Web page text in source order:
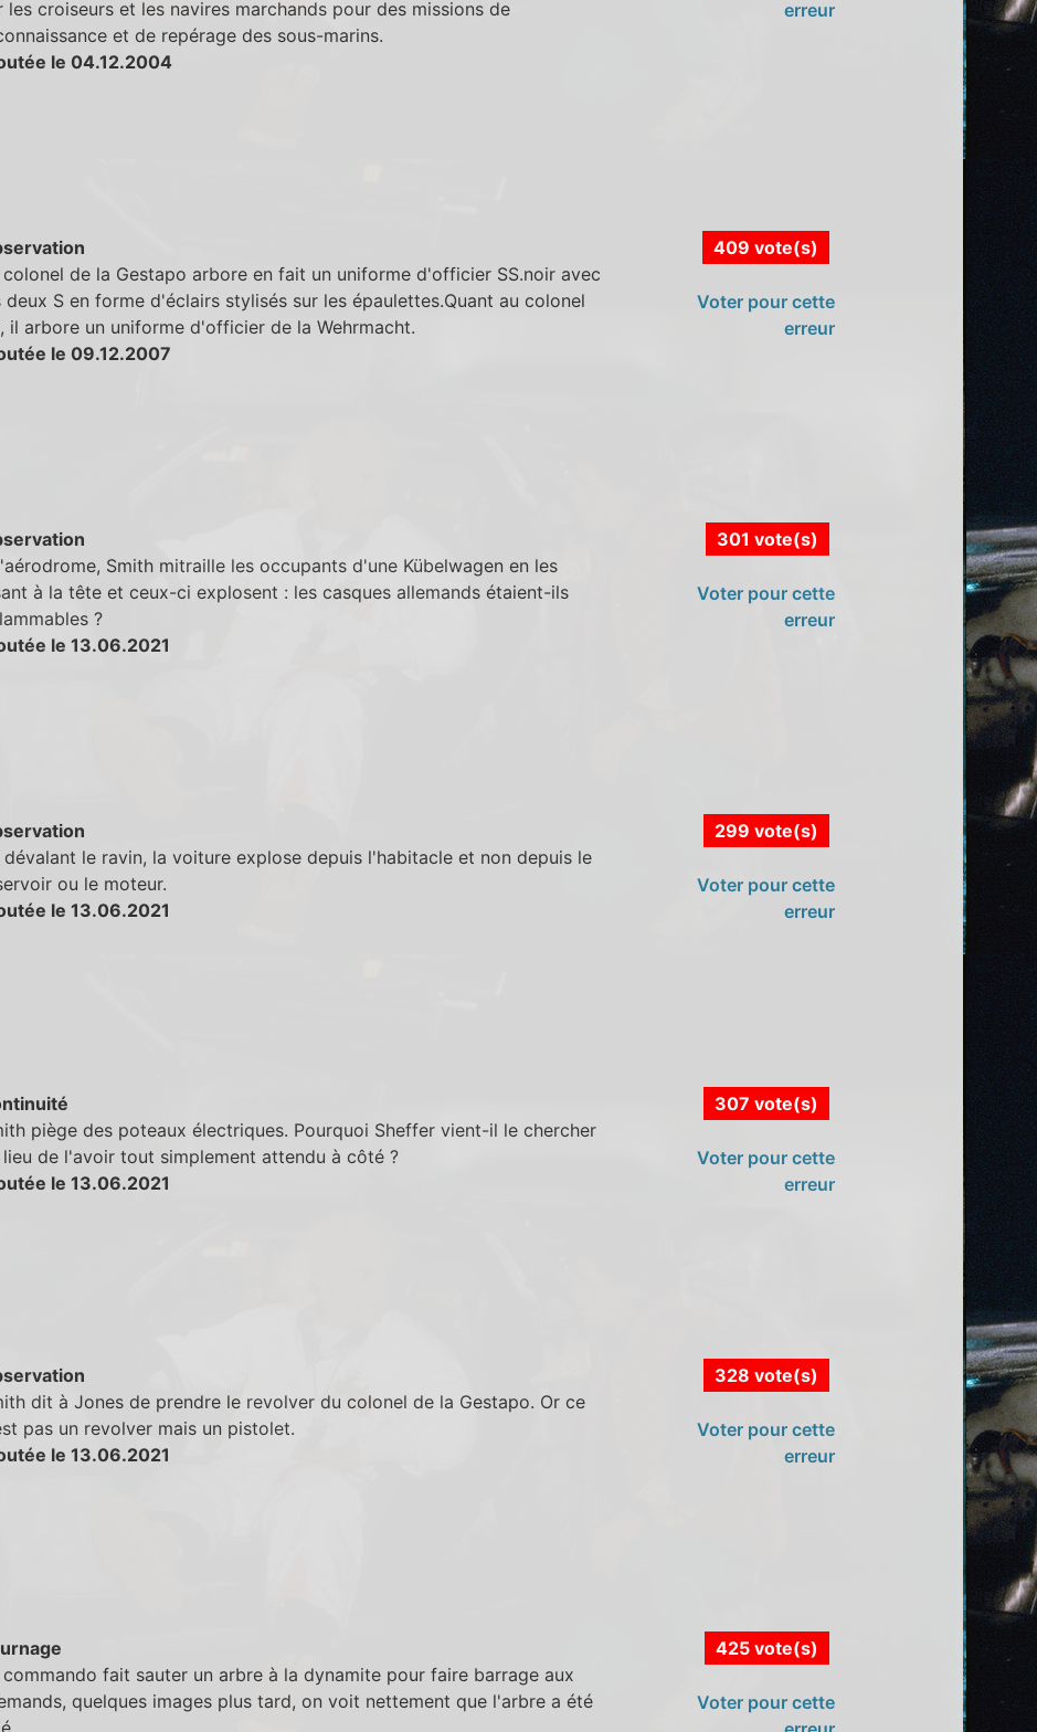
les croiseurs et les navires marchands pour des missions de
et de repérage des sous-marins.
le 04.12.2004
erreur
colonel de la Gestapo arbore en fait un uniforme d'officier SS.noir avec
deux S en forme d'éclairs stylisés sur les épaulettes.Quant au colonel
il arbore un uniforme d'officier de la Wehrmacht.
le 09.12.2007
409 vote(s)
Voter pour cette
erreur
Smith mitraille les occupants d'une Kübelwagen en les
à la tête et ceux-ci explosent : les casques allemands étaient-ils
?
le 13.06.2021
301 vote(s)
Voter pour cette
erreur
dévalant le ravin, la voiture explose depuis l'habitacle et non depuis le
ou le moteur.
le 13.06.2021
299 vote(s)
Voter pour cette
erreur
piège des poteaux électriques. Pourquoi Sheffer vient-il le chercher
lieu de l'avoir tout simplement attendu à côté ?
le 13.06.2021
307 vote(s)
Voter pour cette
erreur
dit à Jones de prendre le revolver du colonel de la Gestapo. Or ce
pas un revolver mais un pistolet.
le 13.06.2021
328 vote(s)
Voter pour cette
erreur
commando fait sauter un arbre à la dynamite pour faire barrage aux
quelques images plus tard, on voit nettement que l'arbre a été
425 vote(s)
Voter pour cette